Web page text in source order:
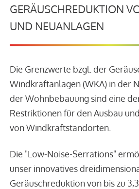
GERÄUSCHREDUKTION
UND NEUANLAGEN
Die Grenzwerte bzgl. der
Windkraftanlagen (WKA) in der
der Wohnbebauung sind eine
Restriktionen für den Ausbau
von Windkraftstandorten.
Die "Low-Noise-Serrations"
unser innovatives
Geräuschreduktion von bis zu